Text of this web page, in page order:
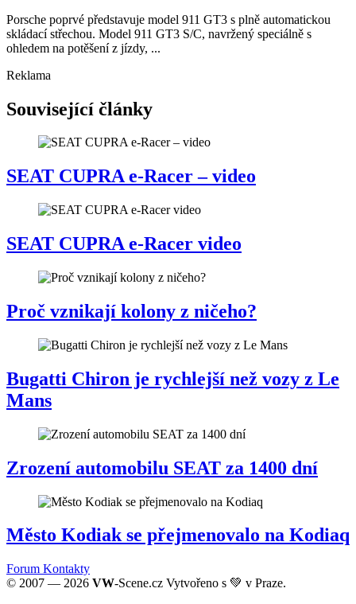
Porsche poprvé představuje model 911 GT3 s plně automatickou
skládací střechou. Model 911 GT3 S/C, navržený speciálně s
ohledem na potěšení z jízdy, ...
Reklama
Související články
SEAT CUPRA e-Racer – video
SEAT CUPRA e-Racer video
Proč vznikají kolony z ničeho?
Bugatti Chiron je rychlejší než vozy z Le
Mans
Zrození automobilu SEAT za 1400 dní
Město Kodiak se přejmenovalo na Kodiaq
Forum Kontakty
© 2007 — 2026 VW-Scene.cz Vytvořeno s 💚 v Praze.